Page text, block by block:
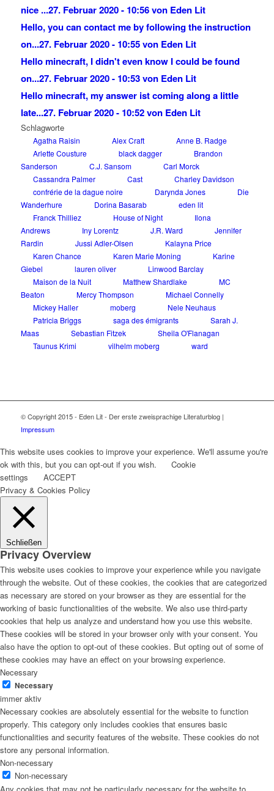
nice ...27. Februar 2020 - 10:56 von Eden Lit
Hello, you can contact me by following the instruction
on...27. Februar 2020 - 10:55 von Eden Lit
Hello minecraft, I didn't even know I could be found
on...27. Februar 2020 - 10:53 von Eden Lit
Hello minecraft, my answer ist coming along a little
late...27. Februar 2020 - 10:52 von Eden Lit
Schlagworte
Agatha Raisin Alex Craft
Anne B. Radge
Arlette Cousture
black dagger
Brandon
Sanderson
C.J. Sansom
Carl Morck
Cassandra Palmer
Cast
Charley Davidson
confrérie de la dague noire
Darynda Jones
Die
Wanderhure
Dorina Basarab
eden lit
Franck Thilliez
House of Night
Ilona
Andrews
Iny Lorentz J.R. Ward
Jennifer
Rardin
Jussi Adler-Olsen
Kalayna Price
Karen Chance
Karen Marie Moning
Karine
Giebel
lauren oliver
Linwood Barclay
Maison de la Nuit
Matthew Shardlake
MC
Beaton
Mercy Thompson
Michael Connelly
Mickey Haller
moberg
Nele Neuhaus
Patricia Briggs
saga des émigrants
Sarah J.
Maas
Sebastian Fitzek
Sheila O'Flanagan
Taunus Krimi
vilhelm moberg ward
© Copyright 2015 - Eden Lit - Der erste zweisprachige Literaturblog |
Impressum
This website uses cookies to improve your experience. We'll assume you're
ok with this, but you can opt-out if you wish.
Cookie
settings
ACCEPT
Privacy & Cookies Policy
Schließen
Privacy Overview
This website uses cookies to improve your experience while you navigate
through the website. Out of these cookies, the cookies that are categorized
as necessary are stored on your browser as they are essential for the
working of basic functionalities of the website. We also use third-party
cookies that help us analyze and understand how you use this website.
These cookies will be stored in your browser only with your consent. You
also have the option to opt-out of these cookies. But opting out of some of
these cookies may have an effect on your browsing experience.
Necessary
Necessary
immer aktiv
Necessary cookies are absolutely essential for the website to function
properly. This category only includes cookies that ensures basic
functionalities and security features of the website. These cookies do not
store any personal information.
Non-necessary
Non-necessary